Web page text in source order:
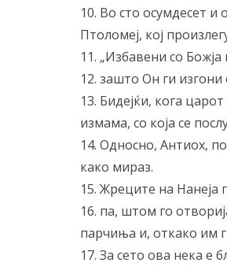
10. Во сто осумдесет
Птоломеј, кој
11. „Избавени со
12. зашто Он ги
13. Бидејќи, кога
измама, со која се
14. Односно, Антиох,
како мираз.
15. Жреците на Нанеја
16. па, штом го
парчиња и, откако им
17. За сето ова нека е